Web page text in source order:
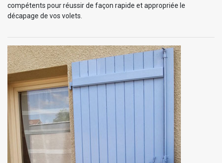
compétents pour réussir de façon rapide et appropriée le
décapage de vos volets.